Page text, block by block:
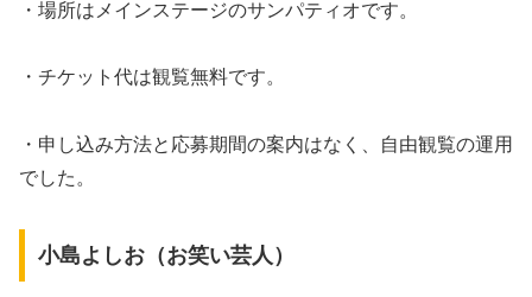
・場所はメインステージのサンパティオです。
・チケット代は観覧無料です。
・申し込み方法と応募期間の案内はなく、自由観覧の運用
でした。
小島よしお（お笑い芸人）